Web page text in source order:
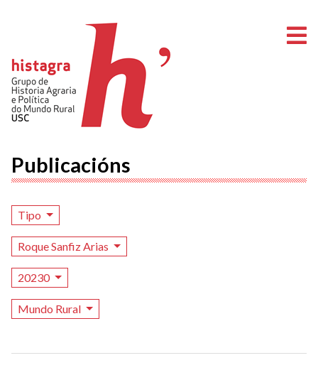
Publicacións
Tipo
Roque Sanfiz Arias
20230
Mundo Rural